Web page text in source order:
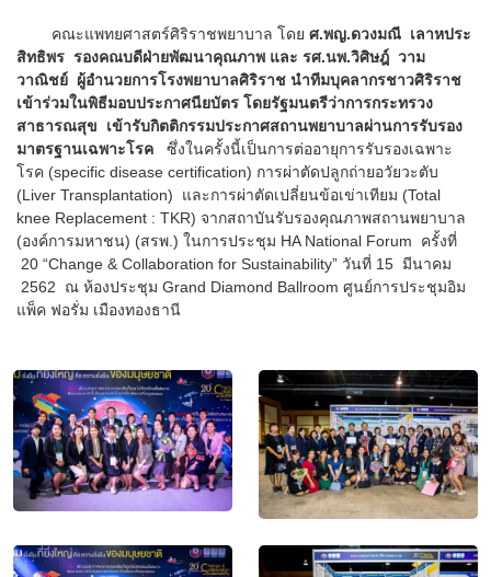
คณะแพทยศาสตร์ศิริราชพยาบาล โดย ศ.พญ.ดวงมณี เลาหประ
สิทธิพร รองคณบดีฝ่ายพัฒนาคุณภาพ และ รศ.นพ.วิศิษฎ์ วาม
วาณิชย์ ผู้อำนวยการโรงพยาบาลศิริราช นำทีมบุคลากรชาวศิริราช
เข้าร่วมในพิธีมอบประกาศนียบัตร โดยรัฐมนตรีว่าการกระทรวง
สาธารณสุข เข้ารับกิตติกรรมประกาศสถานพยาบาลผ่านการรับรอง
มาตรฐานเฉพาะโรค ซึ่งในครั้งนี้เป็นการต่ออายุการรับรองเฉพาะ
โรค (specific disease certification) การผ่าตัดปลูกถ่ายอวัยวะตับ
(Liver Transplantation) และการผ่าตัดเปลี่ยนข้อเข่าเทียม (Total
knee Replacement : TKR) จากสถาบันรับรองคุณภาพสถานพยาบาล
(องค์การมหาชน) (สรพ.) ในการประชุม HA National Forum ครั้งที่
20 “Change & Collaboration for Sustainability” วันที่ 15 มีนาคม
2562 ณ ห้องประชุม Grand Diamond Ballroom ศูนย์การประชุมอิม
แพ็ค ฟอรั่ม เมืองทองธานี